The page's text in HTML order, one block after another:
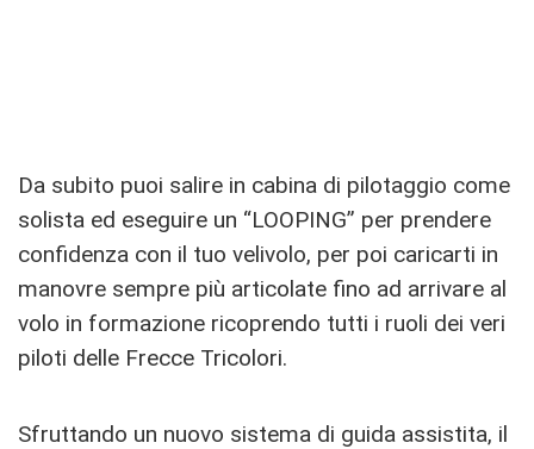
Da subito puoi salire in cabina di pilotaggio come
solista ed eseguire un “LOOPING” per prendere
confidenza con il tuo velivolo, per poi caricarti in
manovre sempre più articolate fino ad arrivare al
volo in formazione ricoprendo tutti i ruoli dei veri
piloti delle Frecce Tricolori.
Sfruttando un nuovo sistema di guida assistita, il